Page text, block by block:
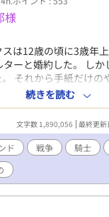
るかと思いきや、折
置してたんじゃなか
様は冷徹なのではな
に」と身を引いてい
た！ 「君を守れるな
て冒険になりません！
宝級魔法使いの激重
週末冒険者夫婦」にな
BL。
様
は12歳の頃に3歳年
ーと婚約した。 し
それから手紙だけの
は帰ってくることに。
のは鋭い目つきの男
フを首に当てられたり
全武装をして現れた
ことになった。 シリ
ンはタイトルに※つけ
。 一章で完結してい
をきります。 ラル
アスの気苦労はこれ
続きを読む
文字数 1,890,056 最終更
ド 戦争 騎士